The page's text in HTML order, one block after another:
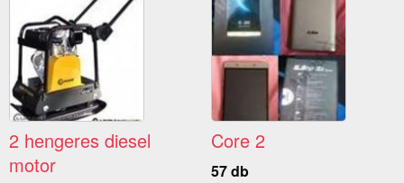
2 hengeres diesel
motor
Core 2
57 db